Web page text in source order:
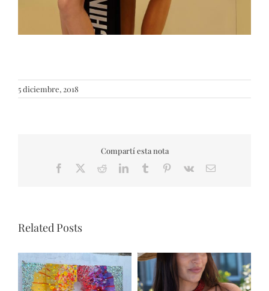
5 diciembre, 2018
Compartí esta nota
Facebook RedditLinkedInTumblr Pinterest
Vk Email
Related Posts